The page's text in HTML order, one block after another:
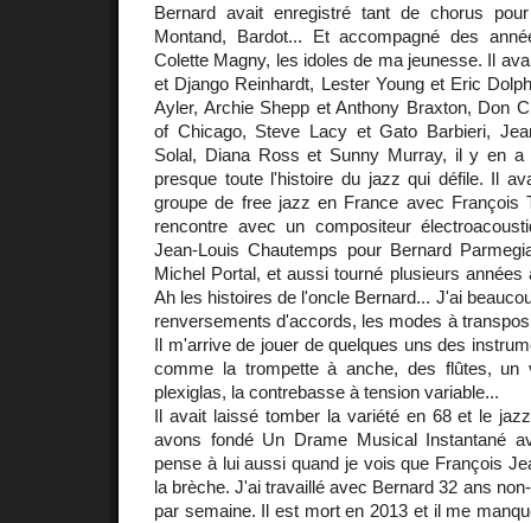
Bernard avait enregistré tant de chorus
Montand, Bardot... Et accompagné des
Colette Magny, les idoles de ma jeunesse. Il
et Django Reinhardt, Lester Young et Eric
Ayler, Archie Shepp et Anthony Braxton, Don
of Chicago, Steve Lacy et Gato Barbieri,
Solal, Diana Ross et Sunny Murray, il y en a
presque toute l'histoire du jazz qui défile. Il
groupe de free jazz en France avec François
rencontre avec un compositeur
Jean-Louis Chautemps pour Bernard
Michel Portal, et aussi tourné plusieurs
Ah les histoires de l'oncle Bernard... J'ai
renversements d'accords, les modes à
Il m'arrive de jouer de quelques uns des
comme la trompette à anche, des flûtes, un
plexiglas, la contrebasse à tension variable...
Il avait laissé tomber la variété en 68 et le
avons fondé Un Drame Musical Instantané
pense à lui aussi quand je vois que François
la brèche. J'ai travaillé avec Bernard 32 ans
par semaine. Il est mort en 2013 et il me